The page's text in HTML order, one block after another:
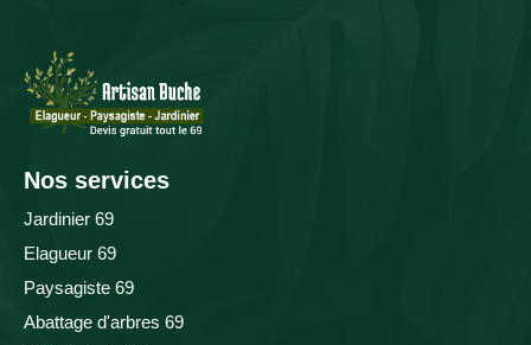
Nos services
Jardinier 69
Elagueur 69
Paysagiste 69
Abattage d'arbres 69